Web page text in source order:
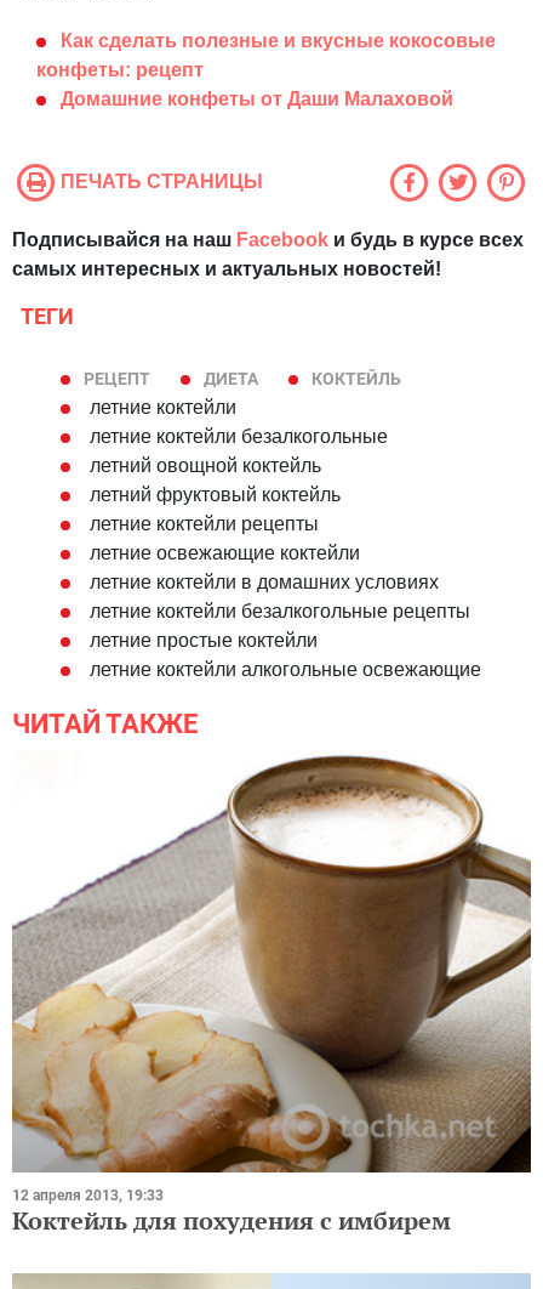
Как сделать полезные и вкусные кокосовые
конфеты: рецепт
Домашние конфеты от Даши Малаховой
ПЕЧАТЬ СТРАНИЦЫ
Подписывайся на наш Facebook и будь в курсе всех
самых интересных и актуальных новостей!
ТЕГИ
РЕЦЕПТ ДИЕТА КОКТЕЙЛЬ
летние коктейли
летние коктейли безалкогольные
летний овощной коктейль
летний фруктовый коктейль
летние коктейли рецепты
летние освежающие коктейли
летние коктейли в домашних условиях
летние коктейли безалкогольные рецепты
летние простые коктейли
летние коктейли алкогольные освежающие
ЧИТАЙ ТАКЖЕ
12 апреля 2013, 19:33
Коктейль для похудения с имбирем